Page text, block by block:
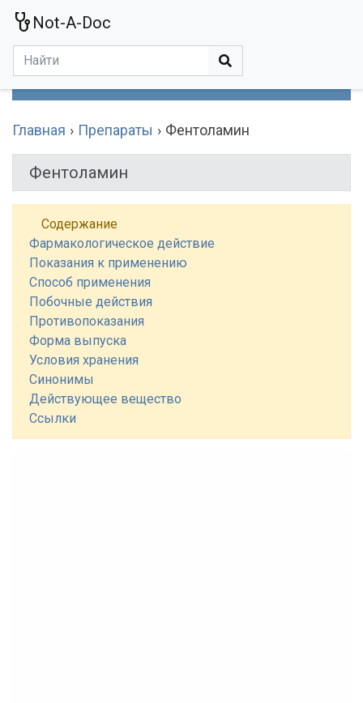
Not-A-Doc
Главная Препараты Фентоламин
Фентоламин
Содержание
Фармакологическое действие
Показания к применению
Способ применения
Побочные действия
Противопоказания
Форма выпуска
Условия хранения
Синонимы
Действующее вещество
Ссылки